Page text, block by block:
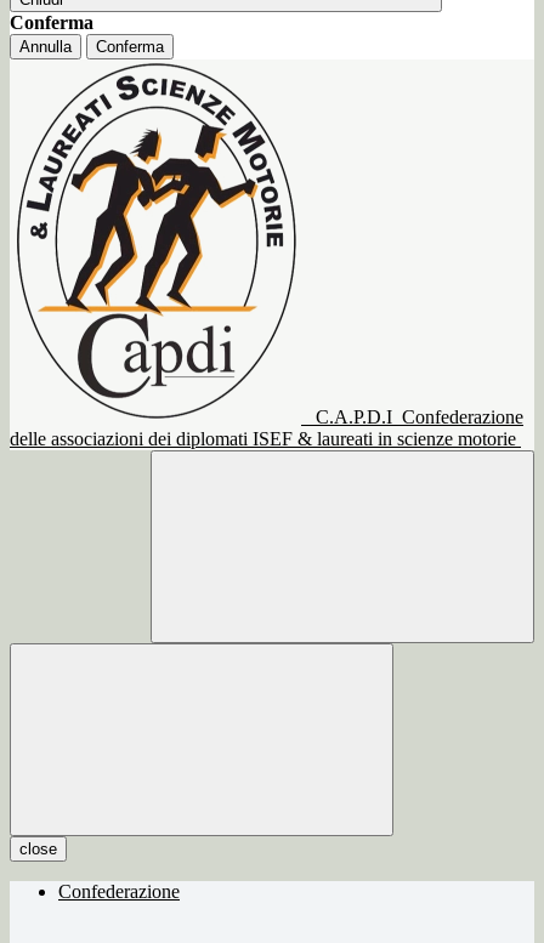
Conferma
Annulla Conferma
C.A.P.D.I Confederazione
delle associazioni dei diplomati ISEF & laureati in scienze motorie
close
Confederazione